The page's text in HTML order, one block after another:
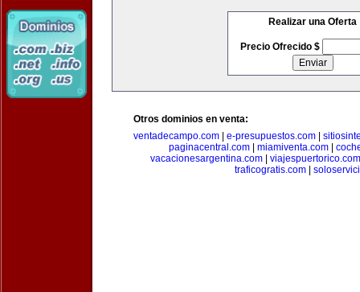
Realizar una Oferta
Precio Ofrecido $
Otros dominios en venta:
ventadecampo.com
e-presupuestos.com
paginacentral.com| miamiventa.com|
vacacionesargentina.com
viajespuertorico.com
traficogratis.com|